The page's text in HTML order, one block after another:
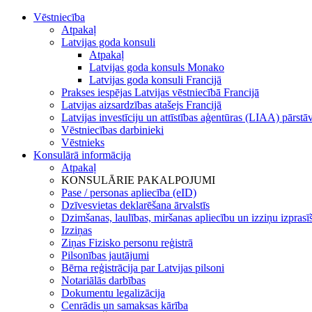
Vēstniecība
Atpakaļ
Latvijas goda konsuli
Atpakaļ
Latvijas goda konsuls Monako
Latvijas goda konsuli Francijā
Prakses iespējas Latvijas vēstniecībā Francijā
Latvijas aizsardzības atašejs Francijā
Latvijas investīciju un attīstības aģentūras (LIAA)
Vēstniecības darbinieki
Vēstnieks
Konsulārā informācija
Atpakaļ
KONSULĀRIE PAKALPOJUMI
Pase / personas apliecība (eID)
Dzīvesvietas deklarēšana ārvalstīs
Dzimšanas, laulības, miršanas apliecību un izziņu
Izziņas
Ziņas Fizisko personu reģistrā
Pilsonības jautājumi
Bērna reģistrācija par Latvijas pilsoni
Notariālās darbības
Dokumentu legalizācija
Cenrādis un samaksas kārība